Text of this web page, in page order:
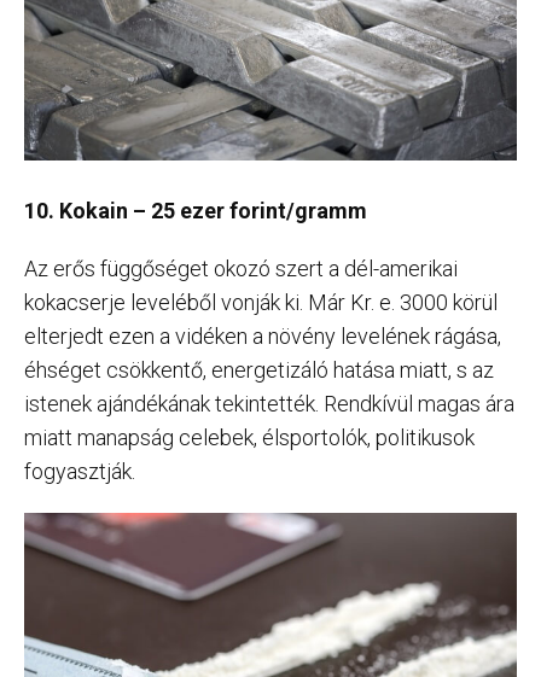
10. Kokain – 25 ezer forint/gramm
Az erős függőséget okozó szert a dél-amerikai
kokacserje leveléből vonják ki. Már Kr. e. 3000 körül
elterjedt ezen a vidéken a növény levelének rágása,
éhséget csökkentő, energetizáló hatása miatt, s az
istenek ajándékának tekintették. Rendkívül magas ára
miatt manapság celebek, élsportolók, politikusok
fogyasztják.